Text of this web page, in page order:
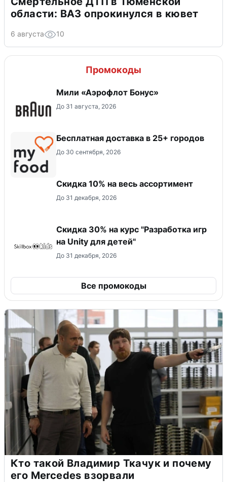
области: ВАЗ опрокинулся в кювет
6 августа 10
Промокоды
Мили «Аэрофлот Бонус»
До 31 августа, 2026
Бесплатная доставка в 25+ городов
До 30 сентября, 2026
Скидка 10% на весь ассортимент
До 31 декабря, 2026
Скидка 30% на курс "Разработка игр
на Unity для детей"
До 31 декабря, 2026
Все промокоды
Кто такой Владимир Ткачук и почему
его Mercedes взорвали